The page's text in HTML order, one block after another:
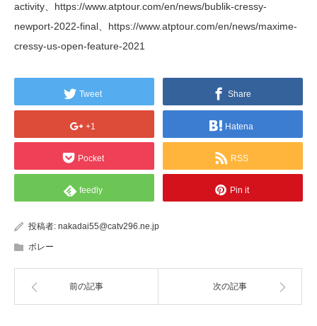
activity、https://www.atptour.com/en/news/bublik-cressy-
newport-2022-final、https://www.atptour.com/en/news/maxime-
cressy-us-open-feature-2021
Tweet Share
+1 Hatena
Pocket RSS
feedly Pin it
投稿者: nakadai55@catv296.ne.jp
ボレー
前の記事 次の記事